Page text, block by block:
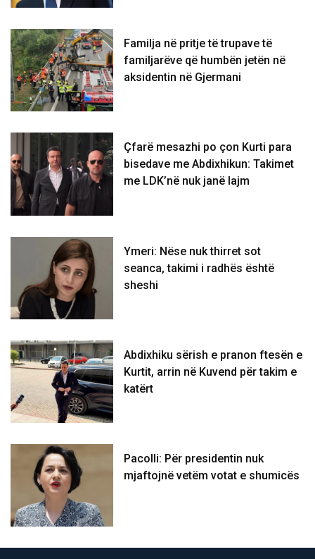
​Familja në pritje të trupave të
familjarëve që humbën jetën në
aksidentin në Gjermani
Çfarë mesazhi po çon Kurti para
bisedave me Abdixhikun: Takimet
me LDK’në nuk janë lajm
Ymeri: Nëse nuk thirret sot
seanca, takimi i radhës është
sheshi
Abdixhiku sërish e pranon ftesën e
Kurtit, arrin në Kuvend për takim e
katërt
Pacolli: Për presidentin nuk
mjaftojnë vetëm votat e shumicës